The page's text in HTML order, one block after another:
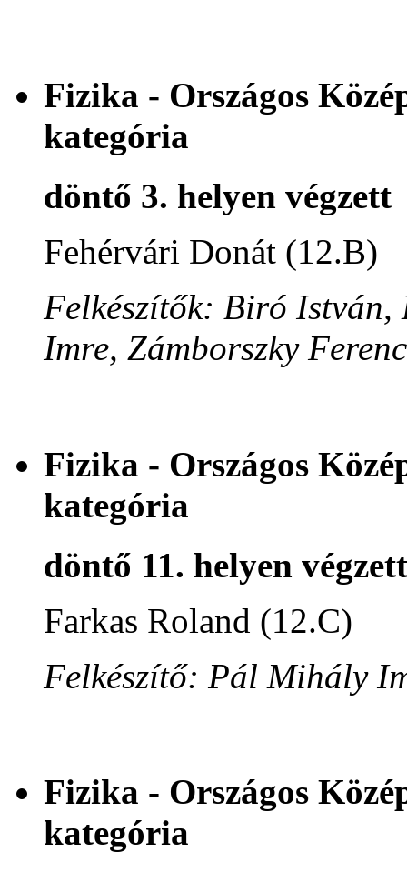
Fizika - Országos
kategória
döntő 3. helyen végzett
Fehérvári Donát (12.B)
Felkészítők: Biró István,
Imre, Zámborszky Ferenc
Fizika - Országos
kategória
döntő 11. helyen végzett
Farkas Roland (12.C)
Felkészítő: Pál Mihály
Fizika - Országos
kategória